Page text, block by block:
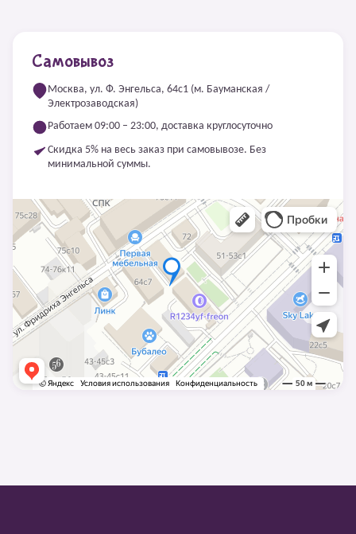
Самовывоз
Москва, ул. Ф. Энгельса, 64с1 (м. Бауманская /
Электрозаводская)
Работаем 09:00 – 23:00, доставка круглосуточно
Скидка 5% на весь заказ при самовывозе. Без
минимальной суммы.